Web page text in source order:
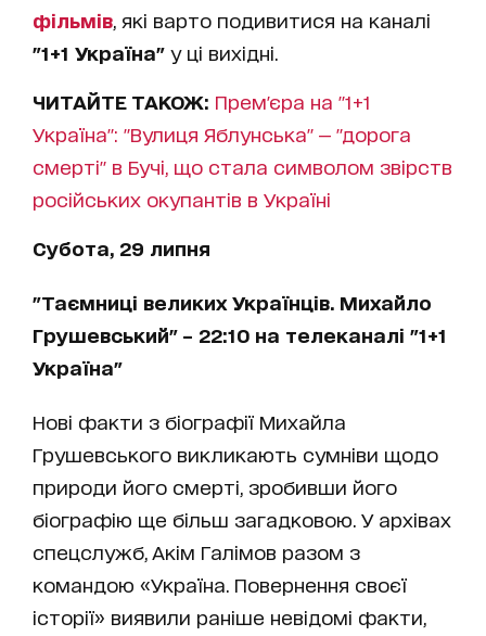
фільмів , які варто подивитися на каналі
"1+1 Україна" у ці вихідні.
ЧИТАЙТЕ ТАКОЖ: Прем'єра на "1+1
Україна": "Вулиця Яблунська" — "дорога
смерті" в Бучі, що стала символом звірств
російських окупантів в Україні
Субота, 29 липня
"Таємниці великих Українців. Михайло
Грушевський" – 22:10 на телеканалі "1+1
Україна"
Нові факти з біографії Михайла
Грушевського викликають сумніви щодо
природи його смерті, зробивши його
біографію ще більш загадковою. У архівах
спецслужб, Акім Галімов разом з
командою «Україна. Повернення своєї
історії» виявили раніше невідомі факти,